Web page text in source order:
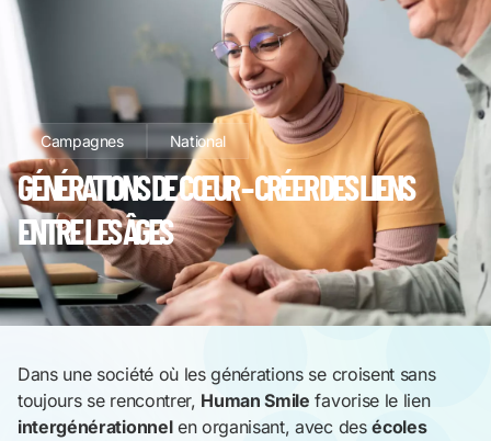
Campagnes National
GÉNÉRATIONS DE CŒUR – CRÉER DES LIENS
ENTRE LES ÂGES
Dans une société où les générations se croisent sans
toujours se rencontrer, Human Smile favorise le lien
intergénérationnelen organisant, avec desécoles